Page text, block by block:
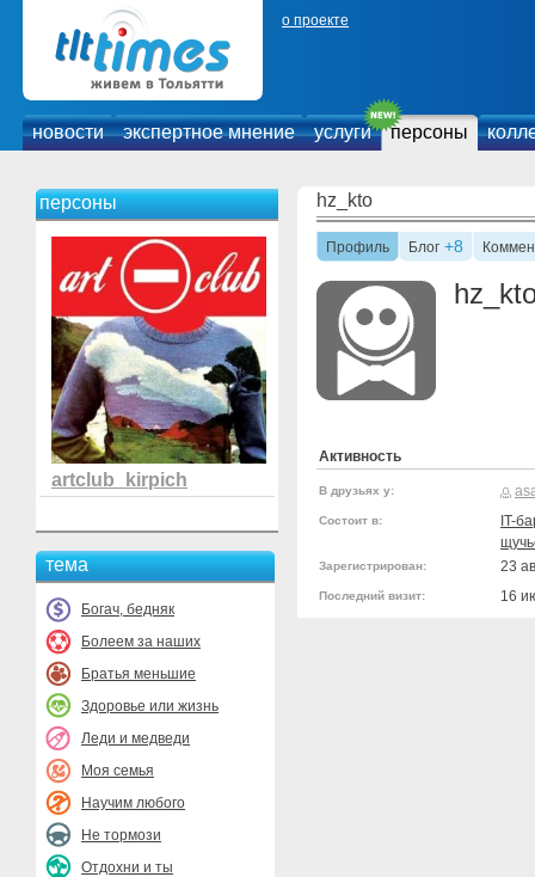
о проекте
новости экспертное мнение услуги персоны
персоны
artclub_kirpich
тема
Богач, бедняк
Болеем за наших
Братья меньшие
Здоровье или жизнь
Леди и медведи
Моя семья
Научим любого
Не тормози
Отдохни и ты
hz_kto
Профиль Блог +8
Активность
В друзьях у:
Состоит в:
IT-
Зарегистрирован: 23
Последний визит: 16